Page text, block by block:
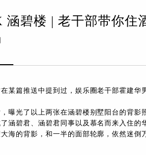
涵碧楼 | 老干部带你住
某篇推送中提到过，娱乐圈老干部霍建华
曝光了以上两张在涵碧楼别墅阳台的背影
涵碧君、涵碧君同事以及慕名而来入住的
海的背影，和一半的面部轮廓，依然迷倒